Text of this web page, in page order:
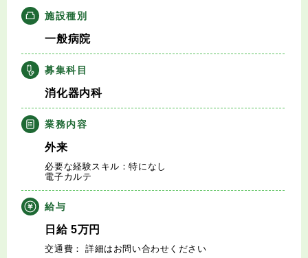
サービスの流れ
キャリアアドバイザー紹介
医師の求人・転職Q&A
知りたい・聞きたい
転職成功事例
医師の転職マニュアル
データで見る医師の平均年収
施設種別
一般病院
募集科目
消化器内科
業務内容
外来
必要な経験スキル：特になし
電子カルテ
給与
日給5万円
交通費： 詳細はお問い合わせください